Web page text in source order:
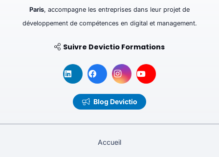
Paris, accompagne les entreprises dans leur projet de
développement de compétences en digital et management.
Suivre Devictio Formations
Blog Devictio
Accueil